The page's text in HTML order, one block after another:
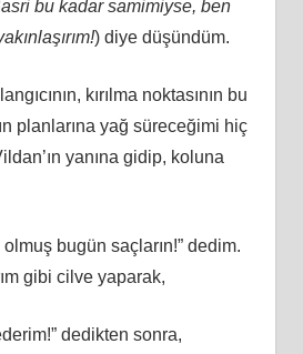
bu kadar samimiyse, ben
) diye düşündüm.
kırılma noktasının bu
planlarına yağ süreceğimi hiç
yanına gidip, koluna
bugün saçların!” dedim.
gibi cilve yaparak,
dedikten sonra,